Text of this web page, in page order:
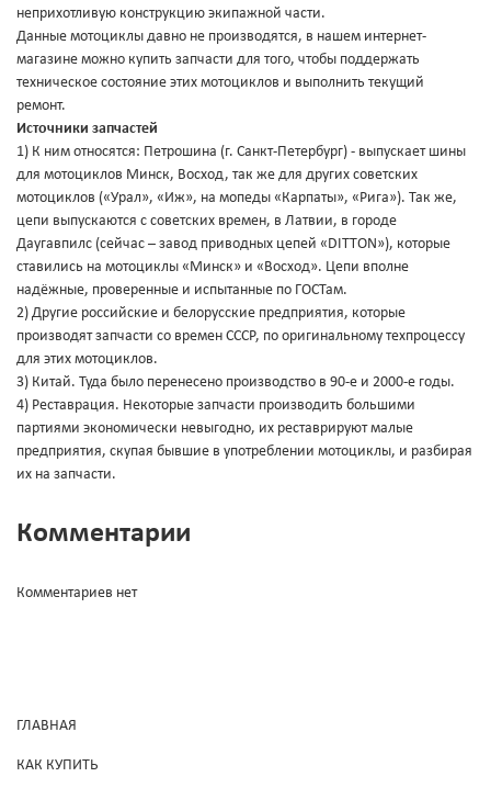
неприхотливую конструкцию экипажной части.
Данные мотоциклы давно не производятся, в нашем интернет-
магазине можно купить запчасти для того, чтобы поддержать
техническое состояние этих мотоциклов и выполнить текущий
ремонт.
Источники запчастей
1) К ним относятся: Петрошина (г. Санкт-Петербург) - выпускает шины
для мотоциклов Минск, Восход, так же для других советских
мотоциклов («Урал», «Иж», на мопеды «Карпаты», «Рига»). Так же,
цепи выпускаются с советских времен, в Латвии, в городе
Даугавпилс (сейчас – завод приводных цепей «DITTON»), которые
ставились на мотоциклы «Минск» и «Восход». Цепи вполне
надёжные, проверенные и испытанные по ГОСТам.
2) Другие российские и белорусские предприятия, которые
производят запчасти со времен СССР, по оригинальному техпроцессу
для этих мотоциклов.
3) Китай. Туда было перенесено производство в 90-е и 2000-е годы.
4) Реставрация. Некоторые запчасти производить большими
партиями экономически невыгодно, их реставрируют малые
предприятия, скупая бывшие в употреблении мотоциклы, и разбирая
их на запчасти.
Комментарии
Комментариев нет
ГЛАВНАЯ
КАК КУПИТЬ